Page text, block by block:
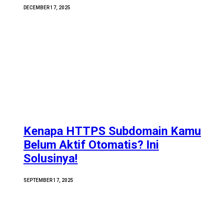
DECEMBER 17, 2025
Kenapa HTTPS Subdomain Kamu
Belum Aktif Otomatis? Ini
Solusinya!
SEPTEMBER 17, 2025